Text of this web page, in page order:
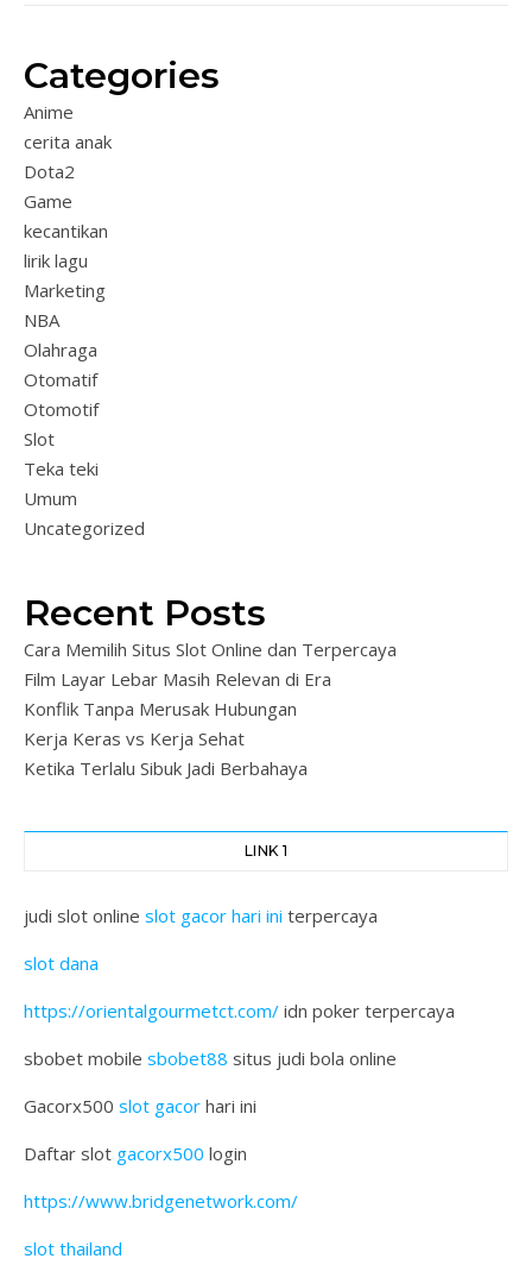
Categories
Anime
cerita anak
Dota2
Game
kecantikan
lirik lagu
Marketing
NBA
Olahraga
Otomatif
Otomotif
Slot
Teka teki
Umum
Uncategorized
Recent Posts
Cara Memilih Situs Slot Online dan Terpercaya
Film Layar Lebar Masih Relevan di Era
Konflik Tanpa Merusak Hubungan
Kerja Keras vs Kerja Sehat
Ketika Terlalu Sibuk Jadi Berbahaya
LINK 1
judi slot online slot gacor hari ini terpercaya
slot dana
https://orientalgourmetct.com/ idn poker terpercaya
sbobet mobile sbobet88 situs judi bola online
Gacorx500 slot gacor hari ini
Daftar slot gacorx500 login
https://www.bridgenetwork.com/
slot thailand